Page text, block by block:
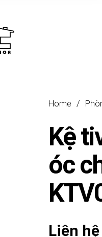
Home /
Kệ
óc
Liên hệ